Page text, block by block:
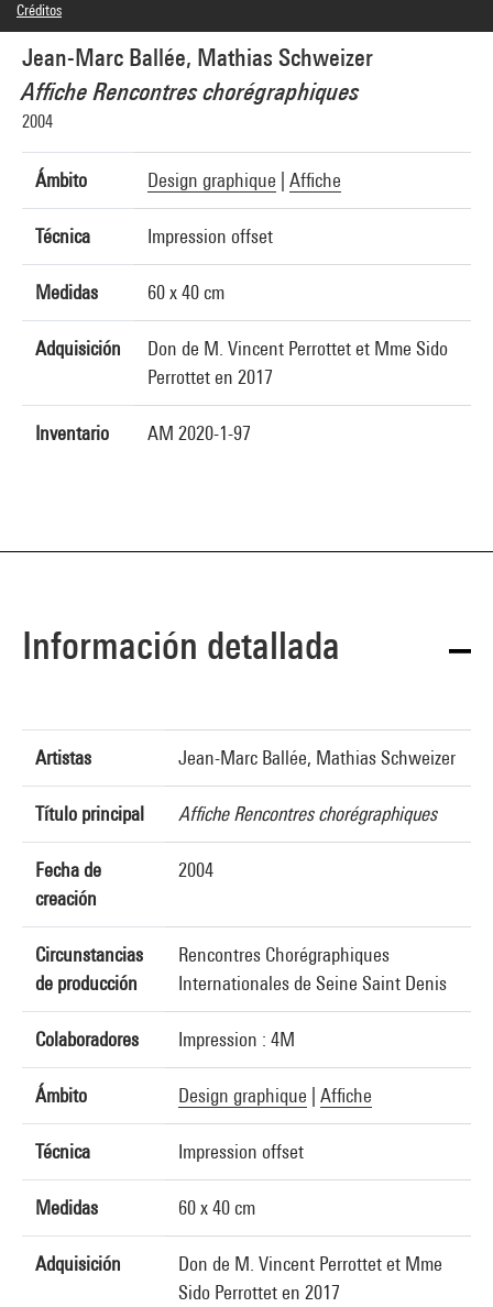
Jean-Marc Ballée, Mathias Schweizer
Affiche Rencontres chorégraphiques
2004
Ámbito Design graphique Affiche
Técnica Impression offset
Medidas 60 x 40 cm
Adquisición
Don de M. Vincent Perrottet et Mme Sido
Perrottet en 2017
Inventario AM 2020-1-97
Créditos
© droits réservés, © Mathias Schweizer
Créditos fotográficos : Centre Pompidou, MNAM-CCI/Hélène Mauri/Dist.
Referencia de la imagen : 4N46938
Información detallada
Artistas Jean-Marc Ballée, Mathias Schweizer
Título principal Affiche Rencontres chorégraphiques
Fecha de
creación
2004
Circunstancias
de producción
Rencontres Chorégraphiques
Internationales de Seine Saint Denis
Colaboradores Impression : 4M
Ámbito Design graphique Affiche
Técnica Impression offset
Medidas 60 x 40 cm
Adquisición
Don de M. Vincent Perrottet et Mme
Sido Perrottet en 2017